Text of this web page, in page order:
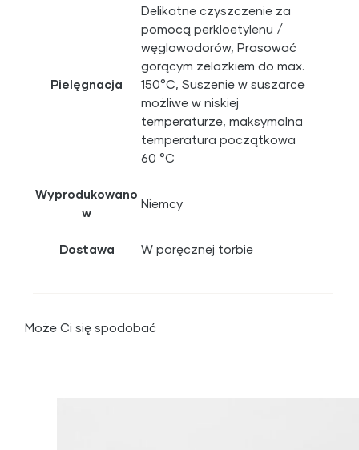
Pielęgnacja
Delikatne czyszczenie za
pomocą perkloetylenu /
węglowodorów, Prasować
gorącym żelazkiem do max.
150°C, Suszenie w suszarce
możliwe w niskiej
temperaturze, maksymalna
temperatura początkowa
60 °C
Wyprodukowano
w
Niemcy
Dostawa W poręcznej torbie
Może Ci się spodobać